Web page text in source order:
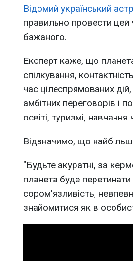
Відомий український
правильно провести цей
бажаного.
Експерт каже, що
спілкування,
час цілеспрямованих
амбітних переговорів і
освіті, туризмі,
Відзначимо, що
"Будьте акуратні, за
планета буде перетинати
сором'язливість,
знайомитися як в